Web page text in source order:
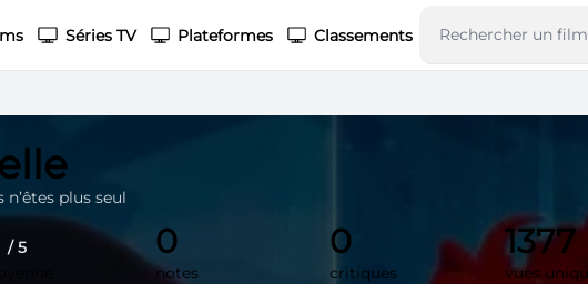
Séries TV Plateformes Classements
n’êtes plus seul
/ 5
0
notes
0
critiques
1377
vues